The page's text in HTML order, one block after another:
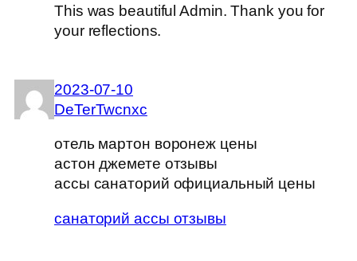
This was beautiful Admin. Thank you for
your reflections.
2023-07-10
DeTerTwcnxc
отель мартон воронеж цены
астон джемете отзывы
ассы санаторий официальный цены
санаторий ассы отзывы